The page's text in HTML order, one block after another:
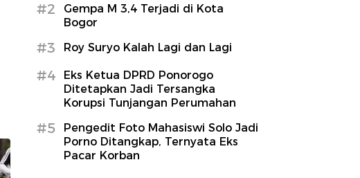
#2
Gempa M 3,4 Terjadi di Kota
Bogor
#3 Roy Suryo Kalah Lagi dan Lagi
#4
Eks Ketua DPRD Ponorogo
Ditetapkan Jadi Tersangka
Korupsi Tunjangan Perumahan
#5
Pengedit Foto Mahasiswi Solo Jadi
Porno Ditangkap, Ternyata Eks
Pacar Korban